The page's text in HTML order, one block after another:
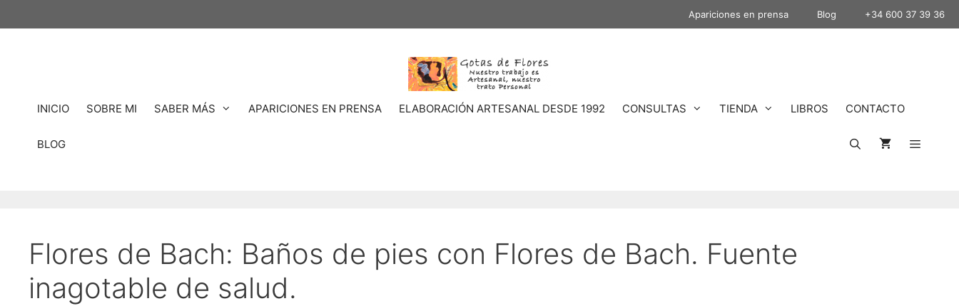
Apariciones en prensa Blog +34 600 37 39 36
INICIO SOBRE MI SABER MÁS APARICIONES EN PRENSA ELABORACIÓN ARTESANAL DESDE 1992 CONSULTAS TIENDA LIBROS CONTACTO
BLOG
Flores de Bach: Baños de pies con Flores de Bach. Fuente
inagotable de salud.